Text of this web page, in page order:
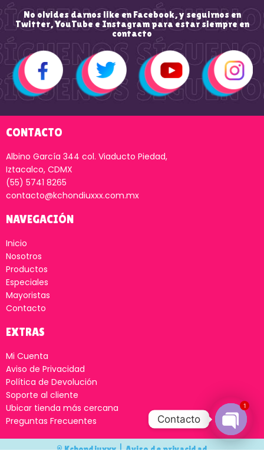
No olvides darnos like en Facebook, y seguirnos en
Twitter, YouTube e Instagram para estar siempre en
contacto
CONTACTO
Albino García 344 col. Viaducto Piedad,
Iztacalco, CDMX
(55) 5741 8265
contacto@kchondiuxxx.com.mx
NAVEGACIÓN
Inicio
Nosotros
Productos
Especiales
Mayoristas
Contacto
EXTRAS
Mi Cuenta
Aviso de Privacidad
Política de Devolución
Soporte al cliente
Ubicar tienda más cercana
Preguntas Frecuentes
© Kchondiuxxx |Aviso de privacidad
Contacto
Open
1